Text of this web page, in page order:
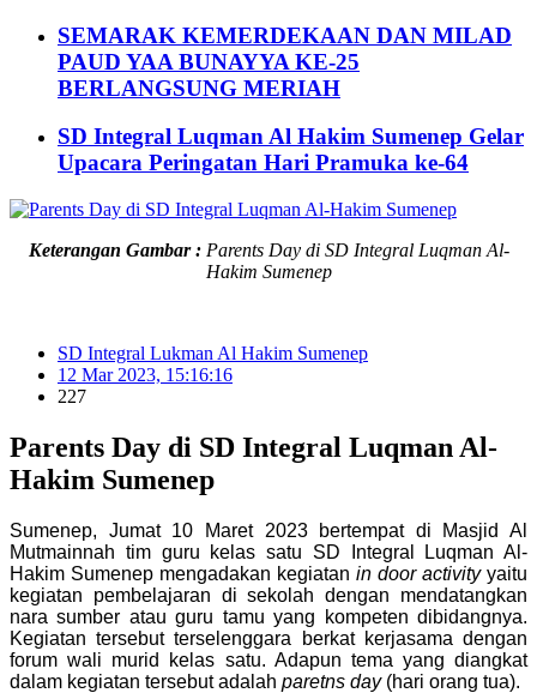
SEMARAK KEMERDEKAAN DAN MILAD
PAUD YAA BUNAYYA KE-25
BERLANGSUNG MERIAH
SD Integral Luqman Al Hakim Sumenep Gelar
Upacara Peringatan Hari Pramuka ke-64
Keterangan Gambar :Parents Day di SD Integral Luqman Al-
Hakim Sumenep
SD Integral Lukman Al Hakim Sumenep
12 Mar 2023, 15:16:16
227
Parents Day di SD Integral Luqman Al-
Hakim Sumenep
Sumenep, Jumat 10 Maret 2023 bertempat di Masjid Al
Mutmainnah tim guru kelas satu SD Integral Luqman Al-
Hakim Sumenep mengadakan kegiatan in door activity yaitu
kegiatan pembelajaran di sekolah dengan mendatangkan
nara sumber atau guru tamu yang kompeten dibidangnya.
Kegiatan tersebut terselenggara berkat kerjasama dengan
forum wali murid kelas satu. Adapun tema yang diangkat
dalam kegiatan tersebut adalah paretns day (hari orang tua).